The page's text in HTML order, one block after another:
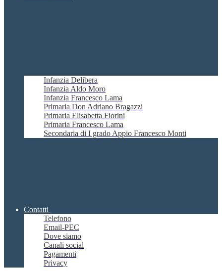
Infanzia Delibera
Infanzia Aldo Moro
Infanzia Francesco Lama
Primaria Don Adriano Bragazzi
Primaria Elisabetta Fiorini
Primaria Francesco Lama
Secondaria di I grado Appio Francesco Monti
Contatti
Telefono
Email-PEC
Dove siamo
Canali social
Pagamenti
Privacy